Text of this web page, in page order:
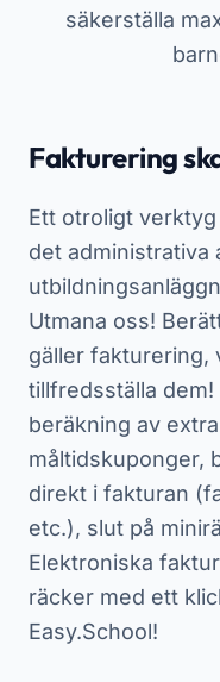
säkerställa
Fakturering
Ett otroligt
det administrativa
Utmana oss!
gäller fakturering,
tillfredsställa
beräkning av
måltidskuponger,
direkt i fakturan
etc.), slut på
Elektroniska
räcker med ett
Easy.School!